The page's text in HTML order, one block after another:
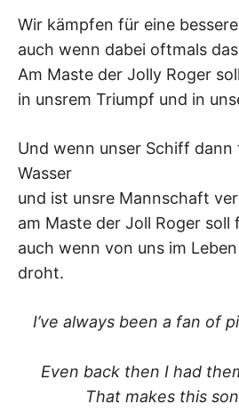
Wir kämpfen für eine
auch wenn dabei oftmals
Am Maste der Jolly Roger
in unsrem Triumpf und in
Und wenn unser Schiff dann
Wasser
und ist unsre Mannschaft
am Maste der Joll Roger soll
auch wenn von uns im
droht.
I’ve always been a fan of
Even back then I had
That makes this